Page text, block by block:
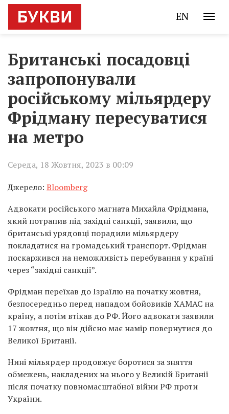
EN
Британські посадовці
запропонували
російському мільярдеру
Фрідману пересуватися
на метро
Середа, 18 Жовтня, 2023 в 00:09
Джерело: Bloomberg
Адвокати російського магната Михайла Фрідмана,
який потрапив під західні санкції, заявили, що
британські урядовці порадили мільярдеру
покладатися на громадський транспорт. Фрідман
поскаржився на неможливість перебування у країні
через “західні санкції”.
Фрідман переїхав до Ізраїлю на початку жовтня,
безпосередньо перед нападом бойовиків ХАМАС на
країну, а потім втікав до РФ. Його адвокати заявили
17 жовтня, що він дійсно має намір повернутися до
Великої Британії.
Нині мільярдер продовжує боротися за зняття
обмежень, накладених на нього у Великій Британії
після початку повномасштабної війни РФ проти
України.